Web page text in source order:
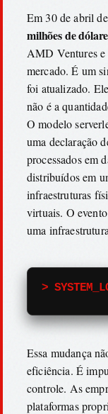
Em 30 de abril
milhões de
AMD Ventures e
mercado. É um
foi atualizado.
não é a
O modelo
uma declaração
processados em
distribuídos em
infraestruturas
virtuais. O
uma
>
Essa mudança
eficiência. É
controle. As
plataformas